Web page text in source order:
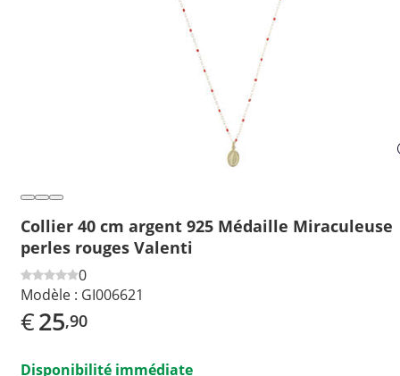
Collier 40 cm argent 925 Médaille Miraculeuse
perles rouges Valenti
0
Modèle : GI006621
€25,90
Disponibilité immédiate